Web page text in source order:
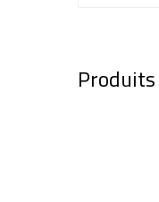
Produits